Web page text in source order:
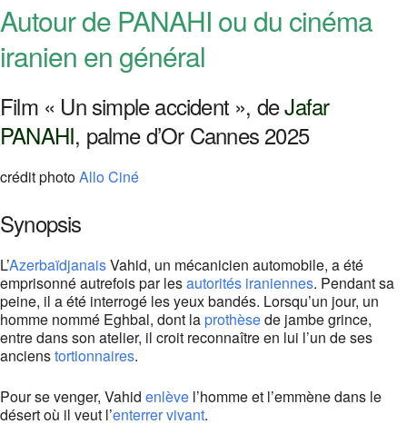
Autour de PANAHI ou du cinéma
iranien en général
Film « Un simple accident », deJafar
PANAHI, palme d’Or Cannes 2025
crédit photoAllo Ciné
Synopsis
L’AzerbaïdjanaisVahid, un mécanicien automobile, a été
emprisonné autrefois par lesautorités iraniennes. Pendant sa
peine, il a été interrogé les yeux bandés. Lorsqu’un jour, un
homme nommé Eghbal, dont laprothèsede jambe grince,
entre dans son atelier, il croit reconnaître en lui l’un de ses
ancienstortionnaires.
Pour se venger, Vahid enlève l’homme et l’emmène dans le
désert où il veut l’enterrer vivant.